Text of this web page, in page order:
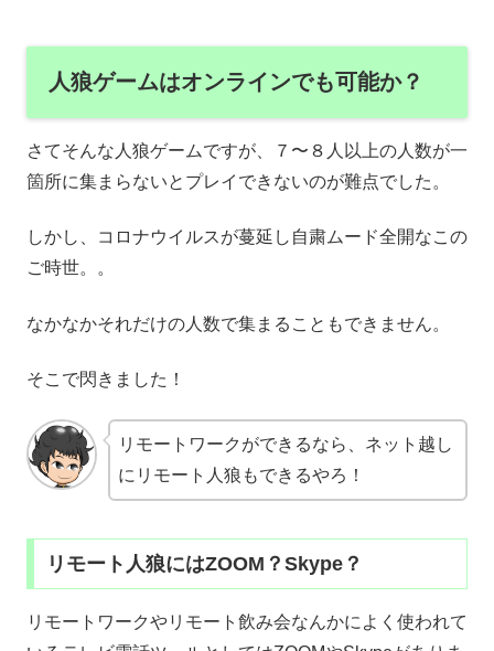
人狼ゲームはオンラインでも可能か？
さてそんな人狼ゲームですが、７〜８人以上の人数が一
箇所に集まらないとプレイできないのが難点でした。
しかし、コロナウイルスが蔓延し自粛ムード全開なこの
ご時世。。
なかなかそれだけの人数で集まることもできません。
そこで閃きました！
リモートワークができるなら、ネット越し
にリモート人狼もできるやろ！
リモート人狼にはZOOM？Skype？
リモートワークやリモート飲み会なんかによく使われて